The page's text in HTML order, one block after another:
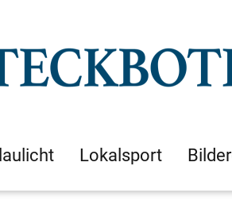
Lokalsport